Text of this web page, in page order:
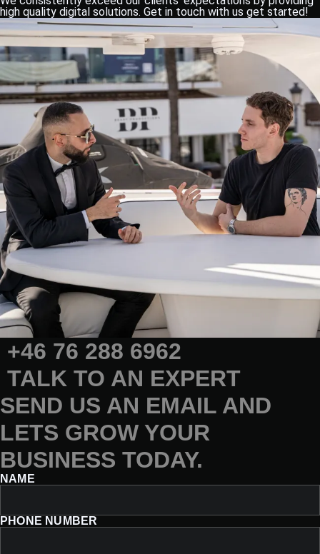
high quality digital solutions. Get in touch with us get started!
+46 76 288 6962
TALK TO AN EXPERT
SEND US AN EMAIL AND
LETS GROW YOUR
BUSINESS TODAY.
NAME
PHONE NUMBER